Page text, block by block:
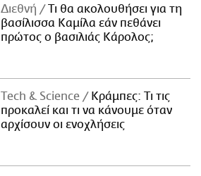
Διεθνή
Τι θα ακολουθήσει για τη
βασίλισσα Καμίλα εάν πεθάνει
πρώτος ο βασιλιάς Κάρολος;
Τech & Science
Κράμπες: Τι τις
προκαλεί και τι να κάνουμε όταν
αρχίσουν οι ενοχλήσεις